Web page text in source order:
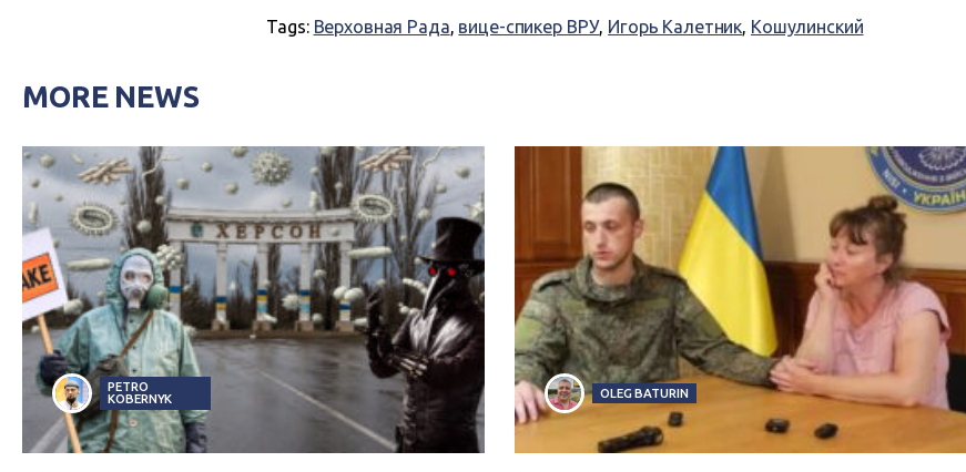
Tags: Верховная Рада, вице-спикер ВРУ, Игорь Калетник, Кошулинский
MORE NEWS
PETRO
KOBERNYK
OLEG BATURIN